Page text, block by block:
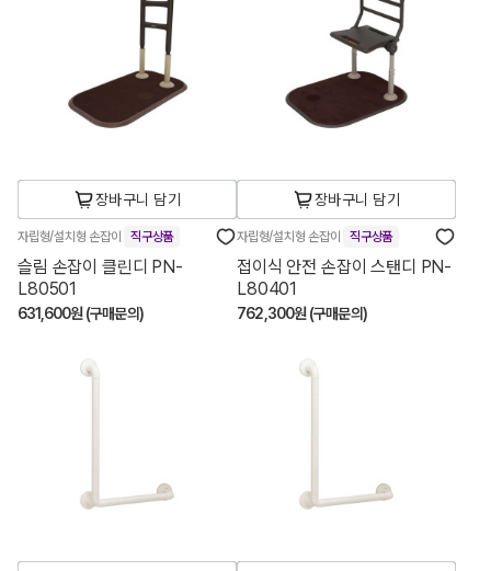
장바구니 담기
자립형/설치형 손잡이 직구상품
슬림 손잡이 클린디 PN-
L80501
631,600원 (구매문의)
장바구니 담기
자립형/설치형 손잡이 직구상품
접이식 안전 손잡이 스탠디 PN-
L80401
762,300원 (구매문의)